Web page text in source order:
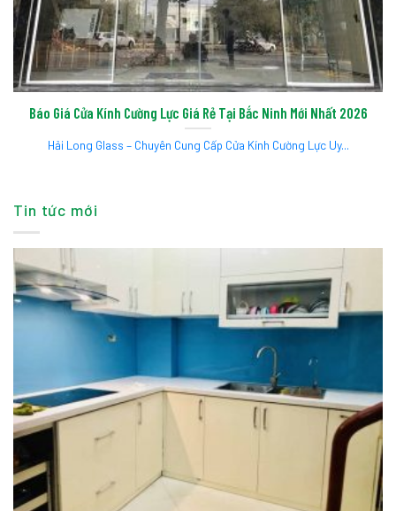
Báo Giá Cửa Kính Cường Lực Giá Rẻ Tại Bắc Ninh Mới Nhất 2026
Hải Long Glass – Chuyên Cung Cấp Cửa Kính Cường Lực Uy...
Tin tức mới